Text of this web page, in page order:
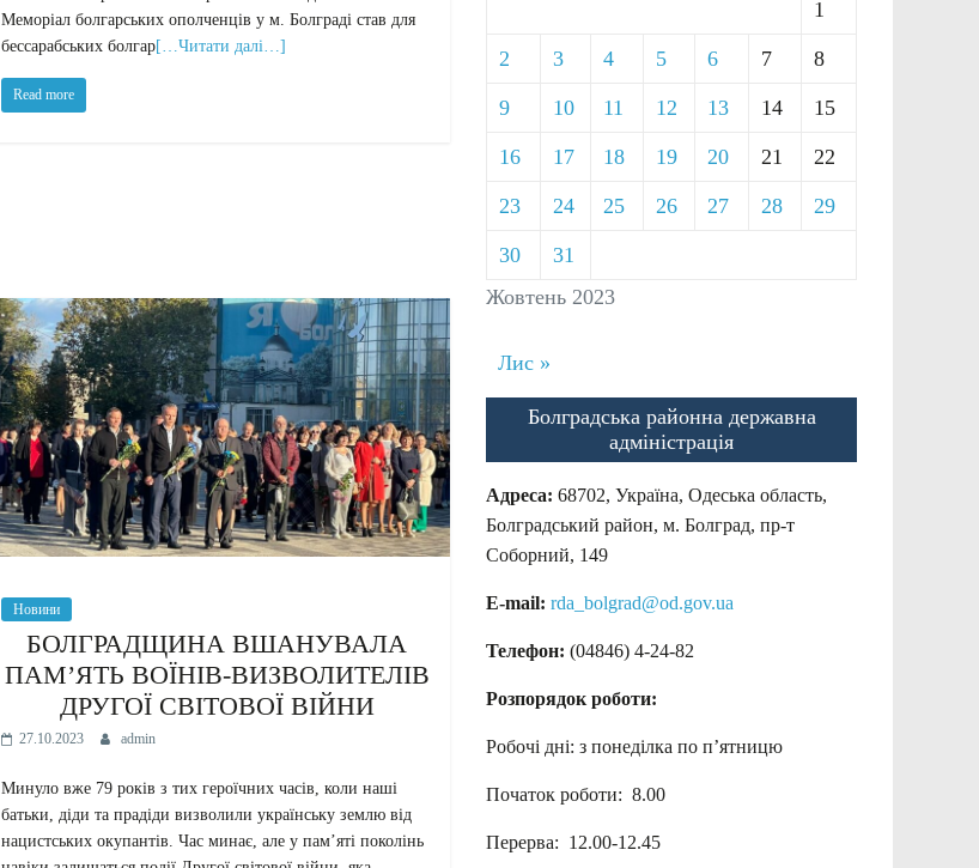
Меморіал болгарських ополченців у м. Болграді став для
бессарабських болгар[…Читати далі…]
Read more
Новини
БОЛГРАДЩИНА ВШАНУВАЛА
ПАМ’ЯТЬ ВОЇНІВ-ВИЗВОЛИТЕЛІВ
ДРУГОЇ СВІТОВОЇ ВІЙНИ
27.10.2023 admin
Минуло вже 79 років з тих героїчних часів, коли наші
батьки, діди та прадіди визволили українську землю від
нацистських окупантів. Час минає, але у пам’яті поколінь
Жовтень 2023
1
2 3 4 5 6 7 8
9 10 11 12 13 14 15
16 17 18 19 20 21 22
23 24 25 26 27 28 29
30 31
Лис »
Болградська районна державна
адміністрація
Адреса: 68702, Україна, Одеська область,
Болградський район, м. Болград, пр-т
Соборний, 149
E-mail: rda_bolgrad@od.gov.ua
Телефон: (04846) 4-24-82
Розпорядок роботи:
Робочі дні: з понеділка по п’ятницю
Початок роботи: 8.00
Перерва: 12.00-12.45